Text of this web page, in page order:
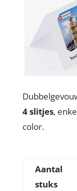
4 slitjes,
color.
Aantal
stuks